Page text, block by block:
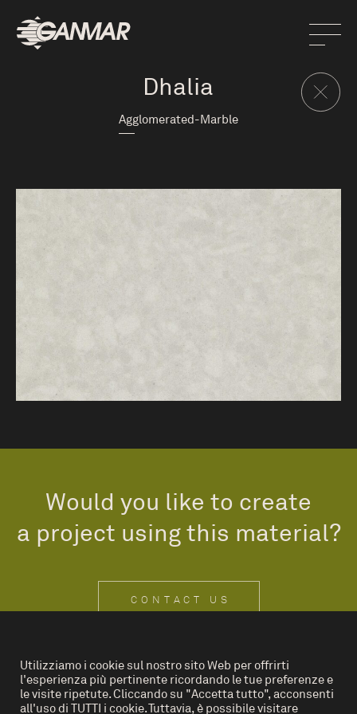
Dhalia
Agglomerated-Marble
Would you like to create
a project using this material?
CONTACT US
IT EN
Utilizziamo i cookie sul nostro sito Web per offrirti
l'esperienza più pertinente ricordando le tue preferenze e
le visite ripetute. Cliccando su "Accetta tutto", acconsenti
all'uso di TUTTI i cookie. Tuttavia, è possibile visitare